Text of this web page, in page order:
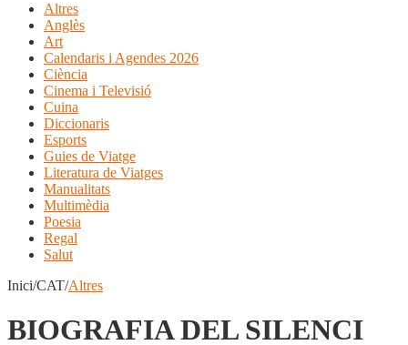
Altres
Anglès
Art
Calendaris i Agendes 2026
Ciència
Cinema i Televisió
Cuina
Diccionaris
Esports
Guies de Viatge
Literatura de Viatges
Manualitats
Multimèdia
Poesia
Regal
Salut
Inici/CAT/Altres
BIOGRAFIA DEL SILENCI